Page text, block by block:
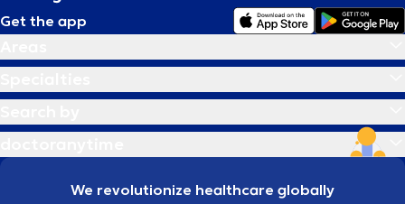
Get the app
We revolutionize healthcare globally